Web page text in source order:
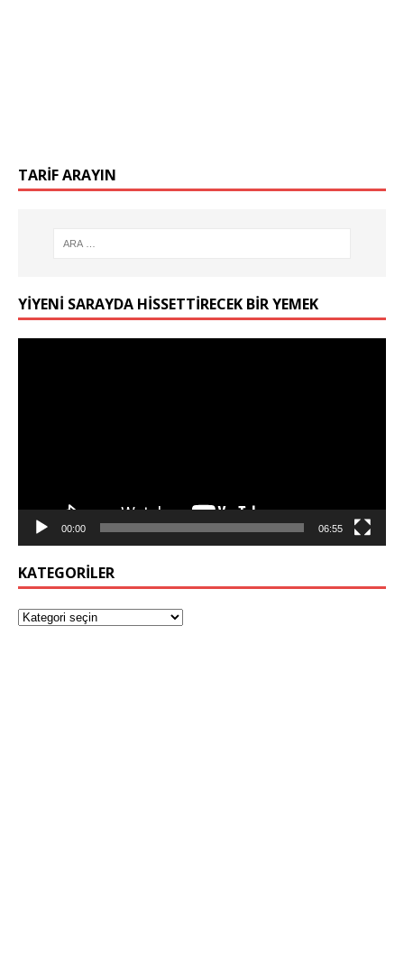
TARIF ARAYIN
YIYENI SARAYDA HISSETTIRECEK BIR YEMEK
00:00 06:55
KATEGORILER